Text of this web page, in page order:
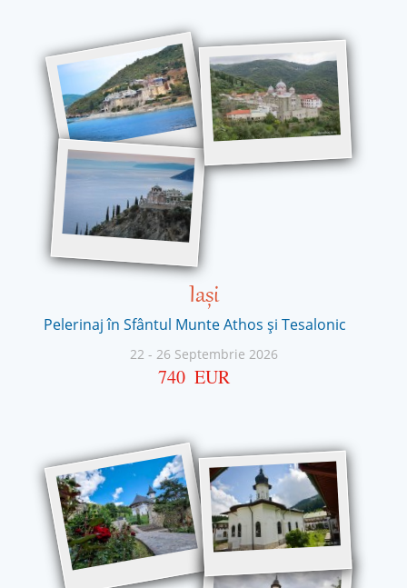
Iași
Pelerinaj în Sfântul Munte Athos și Tesalonic
22 - 26 Septembrie 2026
740 EUR